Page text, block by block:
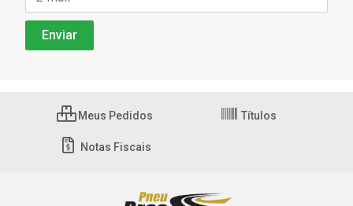
Meus Pedidos Títulos
Notas Fiscais